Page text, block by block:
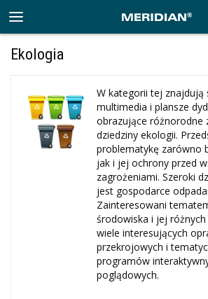
Ekologia
W kategorii tej znajdują
multimedia i plansze
obrazujące różnorodne
dziedziny ekologii.
problematykę zarówno
jak i jej ochrony przed
zagrożeniami. Szeroki
jest gospodarce
Zainteresowani
środowiska i jej
wiele interesujących
przekrojowych i
programów
poglądowych.